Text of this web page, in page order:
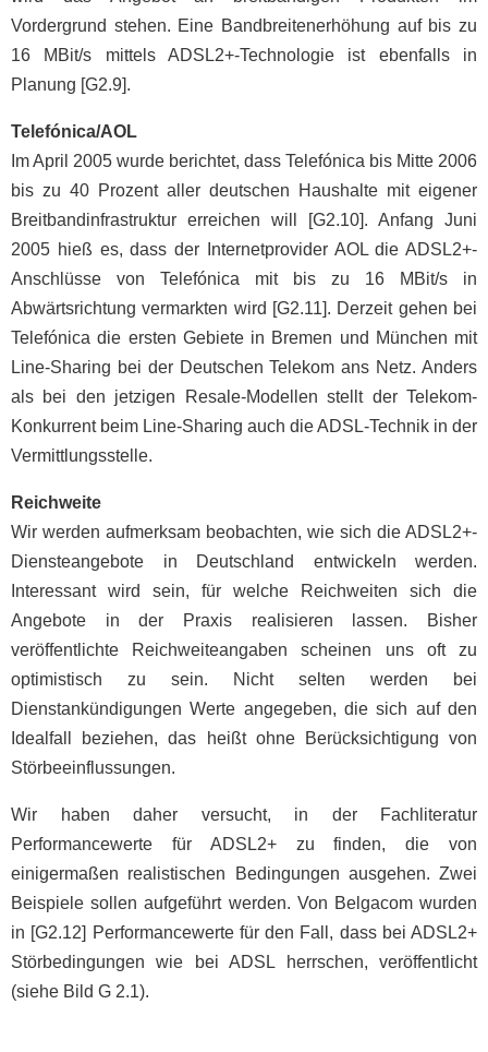
Vordergrund stehen. Eine Bandbreitenerhöhung auf bis zu
16 MBit/s mittels ADSL2+-Technologie ist ebenfalls in
Planung [G2.9].
Telefónica/AOL
Im April 2005 wurde berichtet, dass Telefónica bis Mitte 2006
bis zu 40 Prozent aller deutschen Haushalte mit eigener
Breitbandinfrastruktur erreichen will [G2.10]. Anfang Juni
2005 hieß es, dass der Internetprovider AOL die ADSL2+-
Anschlüsse von Telefónica mit bis zu 16 MBit/s in
Abwärtsrichtung vermarkten wird [G2.11]. Derzeit gehen bei
Telefónica die ersten Gebiete in Bremen und München mit
Line-Sharing bei der Deutschen Telekom ans Netz. Anders
als bei den jetzigen Resale-Modellen stellt der Telekom-
Konkurrent beim Line-Sharing auch die ADSL-Technik in der
Vermittlungsstelle.
Reichweite
Wir werden aufmerksam beobachten, wie sich die ADSL2+-
Diensteangebote in Deutschland entwickeln werden.
Interessant wird sein, für welche Reichweiten sich die
Angebote in der Praxis realisieren lassen. Bisher
veröffentlichte Reichweiteangaben scheinen uns oft zu
optimistisch zu sein. Nicht selten werden bei
Dienstankündigungen Werte angegeben, die sich auf den
Idealfall beziehen, das heißt ohne Berücksichtigung von
Störbeeinflussungen.
Wir haben daher versucht, in der Fachliteratur
Performancewerte für ADSL2+ zu finden, die von
einigermaßen realistischen Bedingungen ausgehen. Zwei
Beispiele sollen aufgeführt werden. Von Belgacom wurden
in [G2.12] Performancewerte für den Fall, dass bei ADSL2+
Störbedingungen wie bei ADSL herrschen, veröffentlicht
(siehe Bild G 2.1).